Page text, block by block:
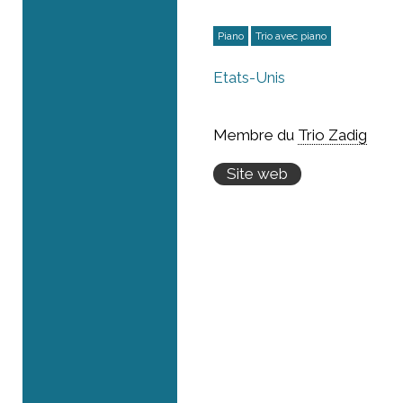
Piano Trio avec piano
États-Unis
Membre du Trio Zadig
Site web